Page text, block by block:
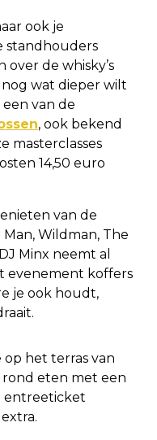
ook je
standhouders
de whisky’s
nog wat dieper wilt
van de
, ook bekend
masterclasses
14,50 euro
van de
Wildman, The
Minx neemt al
evenement koffers
je ook houdt,
op het terras van
eten met een
entreeticket